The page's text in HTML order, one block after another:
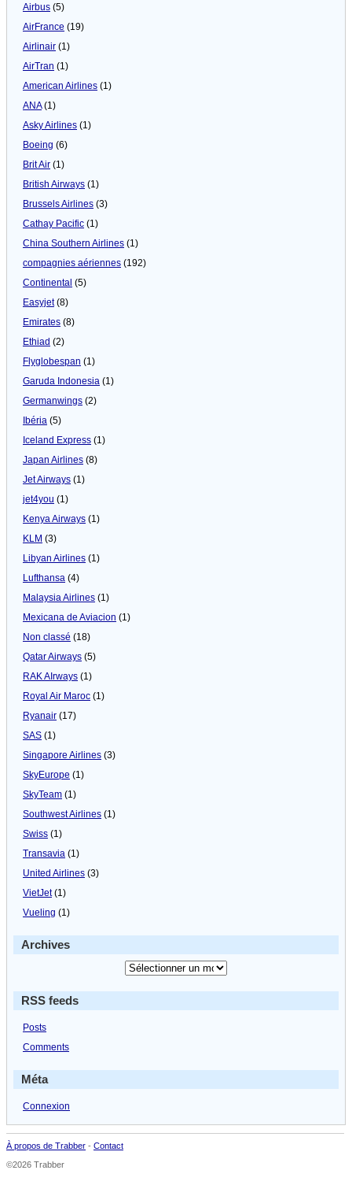
Airbus (5)
AirFrance (19)
Airlinair (1)
AirTran (1)
American Airlines (1)
ANA(1)
Asky Airlines (1)
Boeing (6)
Brit Air (1)
British Airways (1)
Brussels Airlines (3)
Cathay Pacific (1)
China Southern Airlines (1)
compagnies aériennes (192)
Continental (5)
Easyjet(8)
Emirates (8)
Ethiad (2)
Flyglobespan (1)
Garuda Indonesia (1)
Germanwings (2)
Ibéria (5)
Iceland Express (1)
Japan Airlines (8)
Jet Airways (1)
jet4you (1)
Kenya Airways (1)
KLM (3)
Libyan Airlines (1)
Lufthansa (4)
Malaysia Airlines (1)
Mexicana de Aviacion (1)
Non classé (18)
Qatar Airways (5)
RAK AIrways (1)
Royal Air Maroc (1)
Ryanair (17)
SAS (1)
Singapore Airlines (3)
SkyEurope (1)
SkyTeam (1)
Southwest Airlines (1)
Swiss (1)
Transavia (1)
United Airlines (3)
VietJet(1)
Vueling (1)
Archives
RSS feeds
Posts
Comments
Méta
Connexion
À propos de Trabber - Contact
©2026 Trabber